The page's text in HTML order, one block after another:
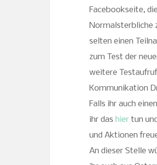
Facebookseite,
Normalsterbliche
selten einen
zum Test der
weitere
Kommunikation
Falls ihr auch
ihr das hier tun
und Aktionen
An dieser Stelle